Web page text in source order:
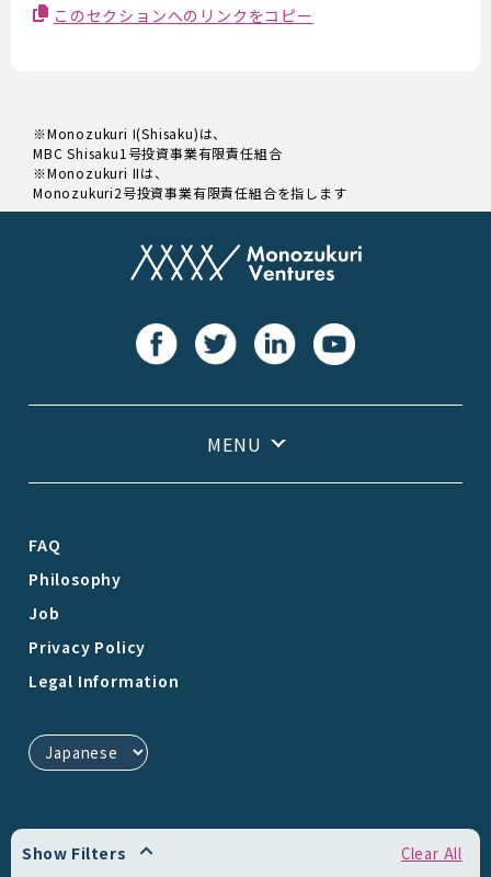
Show Filters Clear All
このセクションへのリンクをコピー
※Monozukuri I(Shisaku)は、
MBC Shisaku1号投資事業有限責任組合
※Monozukuri IIは、
Monozukuri2号投資事業有限責任組合を指します
FAQ
Philosophy
Job
Privacy Policy
Legal Information